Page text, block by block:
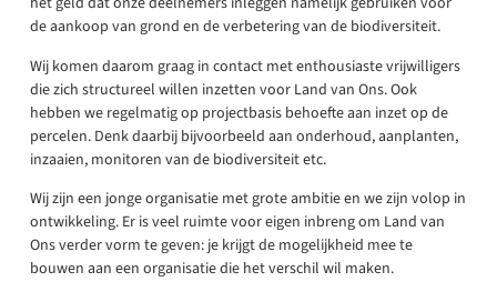
de aankoop van grond en de verbetering van de biodiversiteit.
Wij komen daarom graag in contact met enthousiaste vrijwilligers
die zich structureel willen inzetten voor Land van Ons. Ook
hebben we regelmatig op projectbasis behoefte aan inzet op de
percelen. Denk daarbij bijvoorbeeld aan onderhoud, aanplanten,
inzaaien, monitoren van de biodiversiteit etc.
Wij zijn een jonge organisatie met grote ambitie en we zijn volop in
ontwikkeling. Er is veel ruimte voor eigen inbreng om Land van
Ons verder vorm te geven: je krijgt de mogelijkheid mee te
bouwen aan een organisatie die het verschil wil maken.